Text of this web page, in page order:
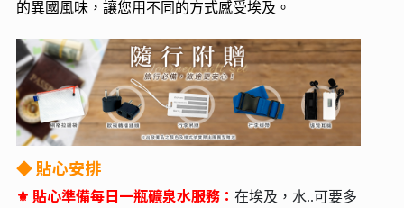
的異國風味，讓您用不同的方式感受埃及。
◆貼心安排
⚜ 貼心準備每日一瓶礦泉水服務： 在埃及，水..可要多